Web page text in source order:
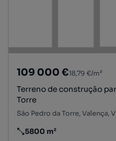
109 000 €18,79 €/m²
Terreno de construção
Torre
São Pedro da Torre, Valença,
Preço por metro quadrado
5800 m²